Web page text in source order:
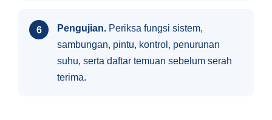
Pengujian. Periksa fungsi sistem,
sambungan, pintu, kontrol, penurunan
suhu, serta daftar temuan sebelum serah
terima.